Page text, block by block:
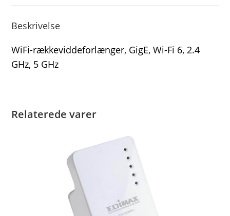
Beskrivelse
WiFi-rækkeviddeforlænger, GigE, Wi-Fi 6, 2.4
GHz, 5 GHz
Relaterede varer